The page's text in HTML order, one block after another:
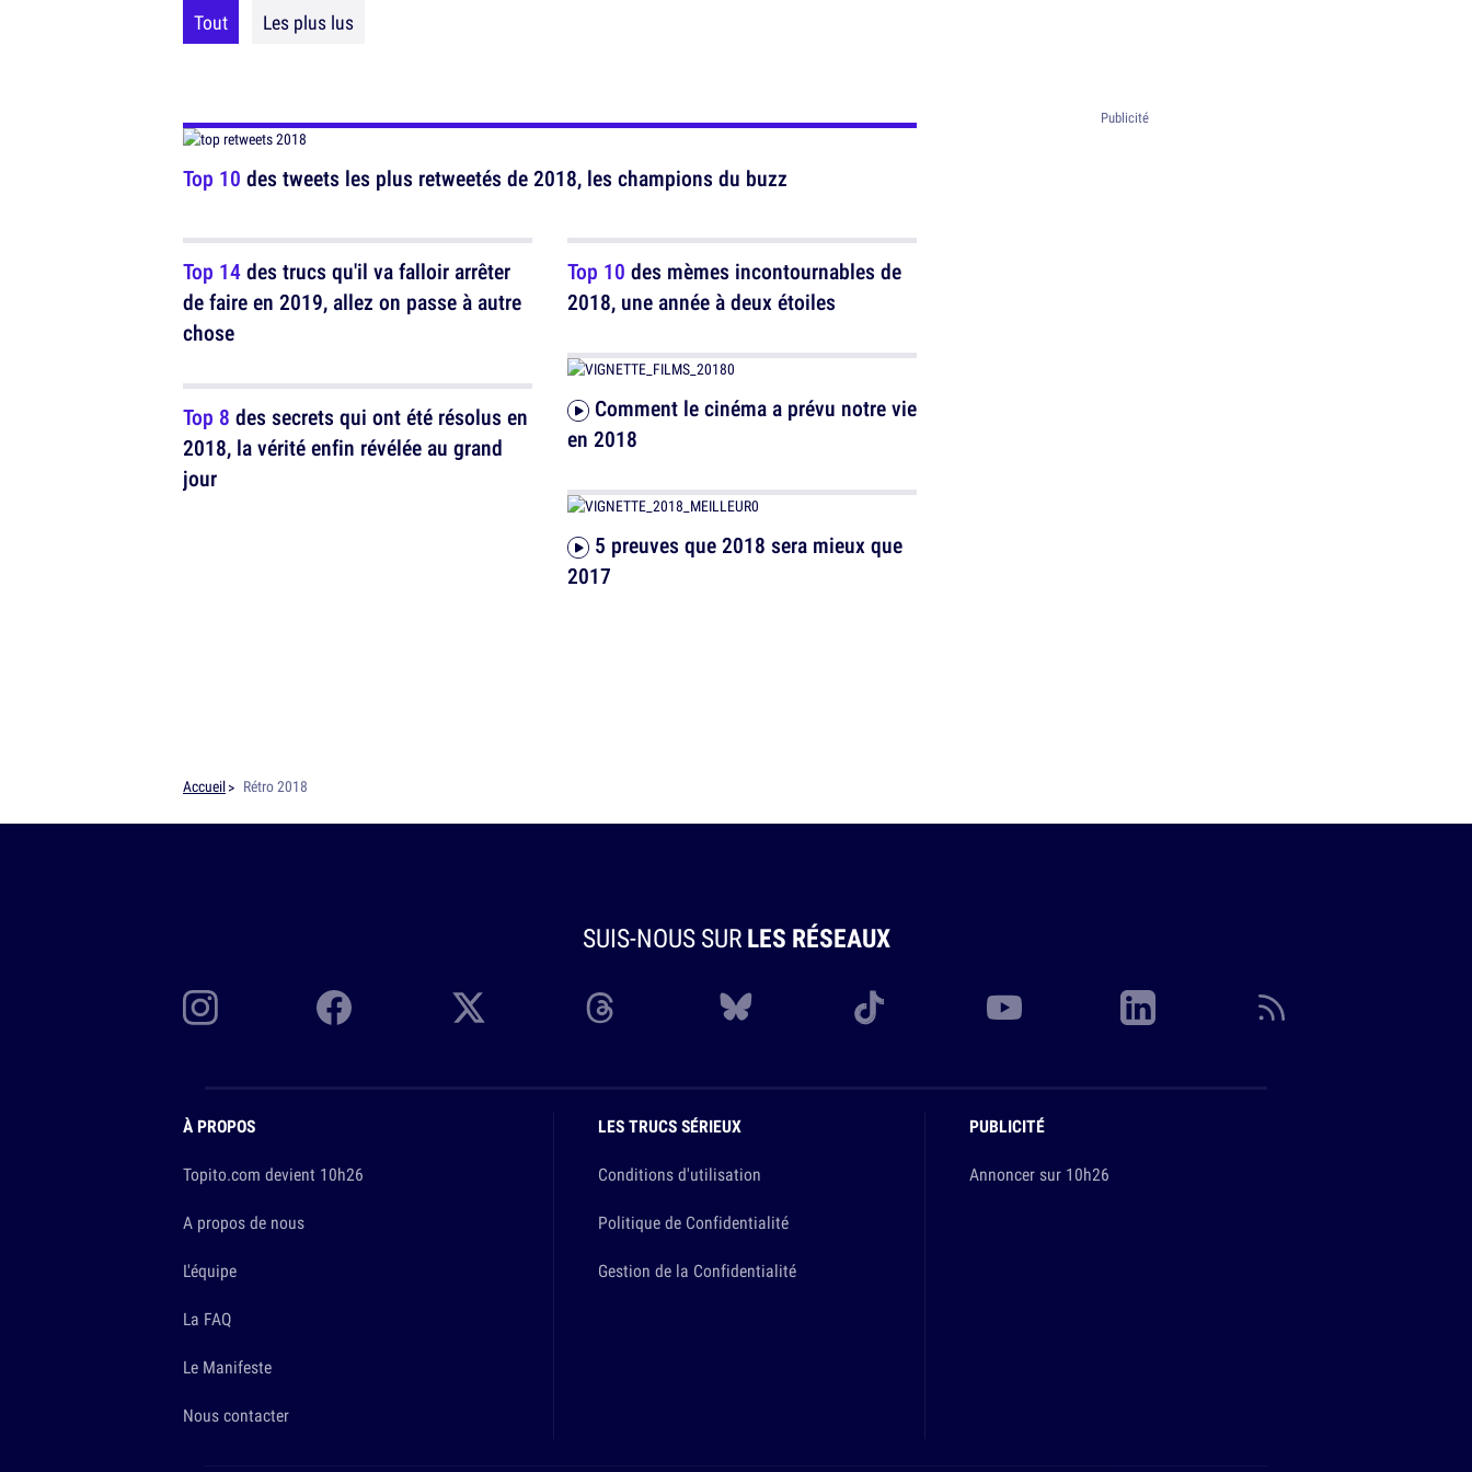
Tout Les plus lus
Top 10 des tweets les plus retweetés de 2018, les champions du buzz
Top 14des trucs qu'il va falloir arrêter
de faire en 2019, allez on passe à autre
chose
Top 8 des secrets qui ont été résolus en
2018, la vérité enfin révélée au grand
jour
Top 10 des mèmes incontournables de
2018, une année à deux étoiles
en 2018
2017
Accueil Rétro 2018
SUIS-NOUS SURLES RÉSEAUX
À PROPOS
Topito.com devient 10h26
A propos de nous
L'équipe
La FAQ
Le Manifeste
Nous contacter
LES TRUCS SÉRIEUX
Conditions d'utilisation
Politique de Confidentialité
Gestion de la Confidentialité
PUBLICITÉ
Annoncer sur 10h26